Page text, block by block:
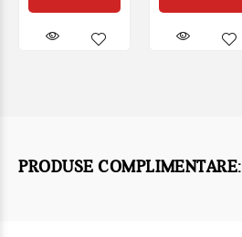
PRODUSE COMPLIMENTARE: